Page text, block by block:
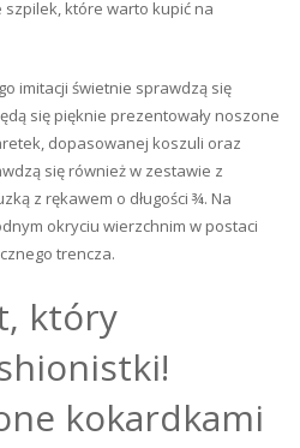
które warto kupić na
imitacji świetnie sprawdzą się
się pięknie prezentowały noszone
dopasowanej koszuli oraz
się również w zestawie z
z rękawem o długości ¾. Na
okryciu wierzchnim w postaci
trencza.
który
kokardkami